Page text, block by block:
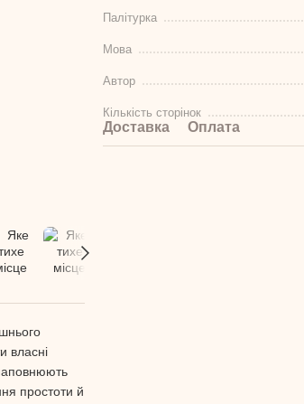
власні
простоти й
Палітурка
Мова
Автор
Кількість сторінок
Доставка Оплата